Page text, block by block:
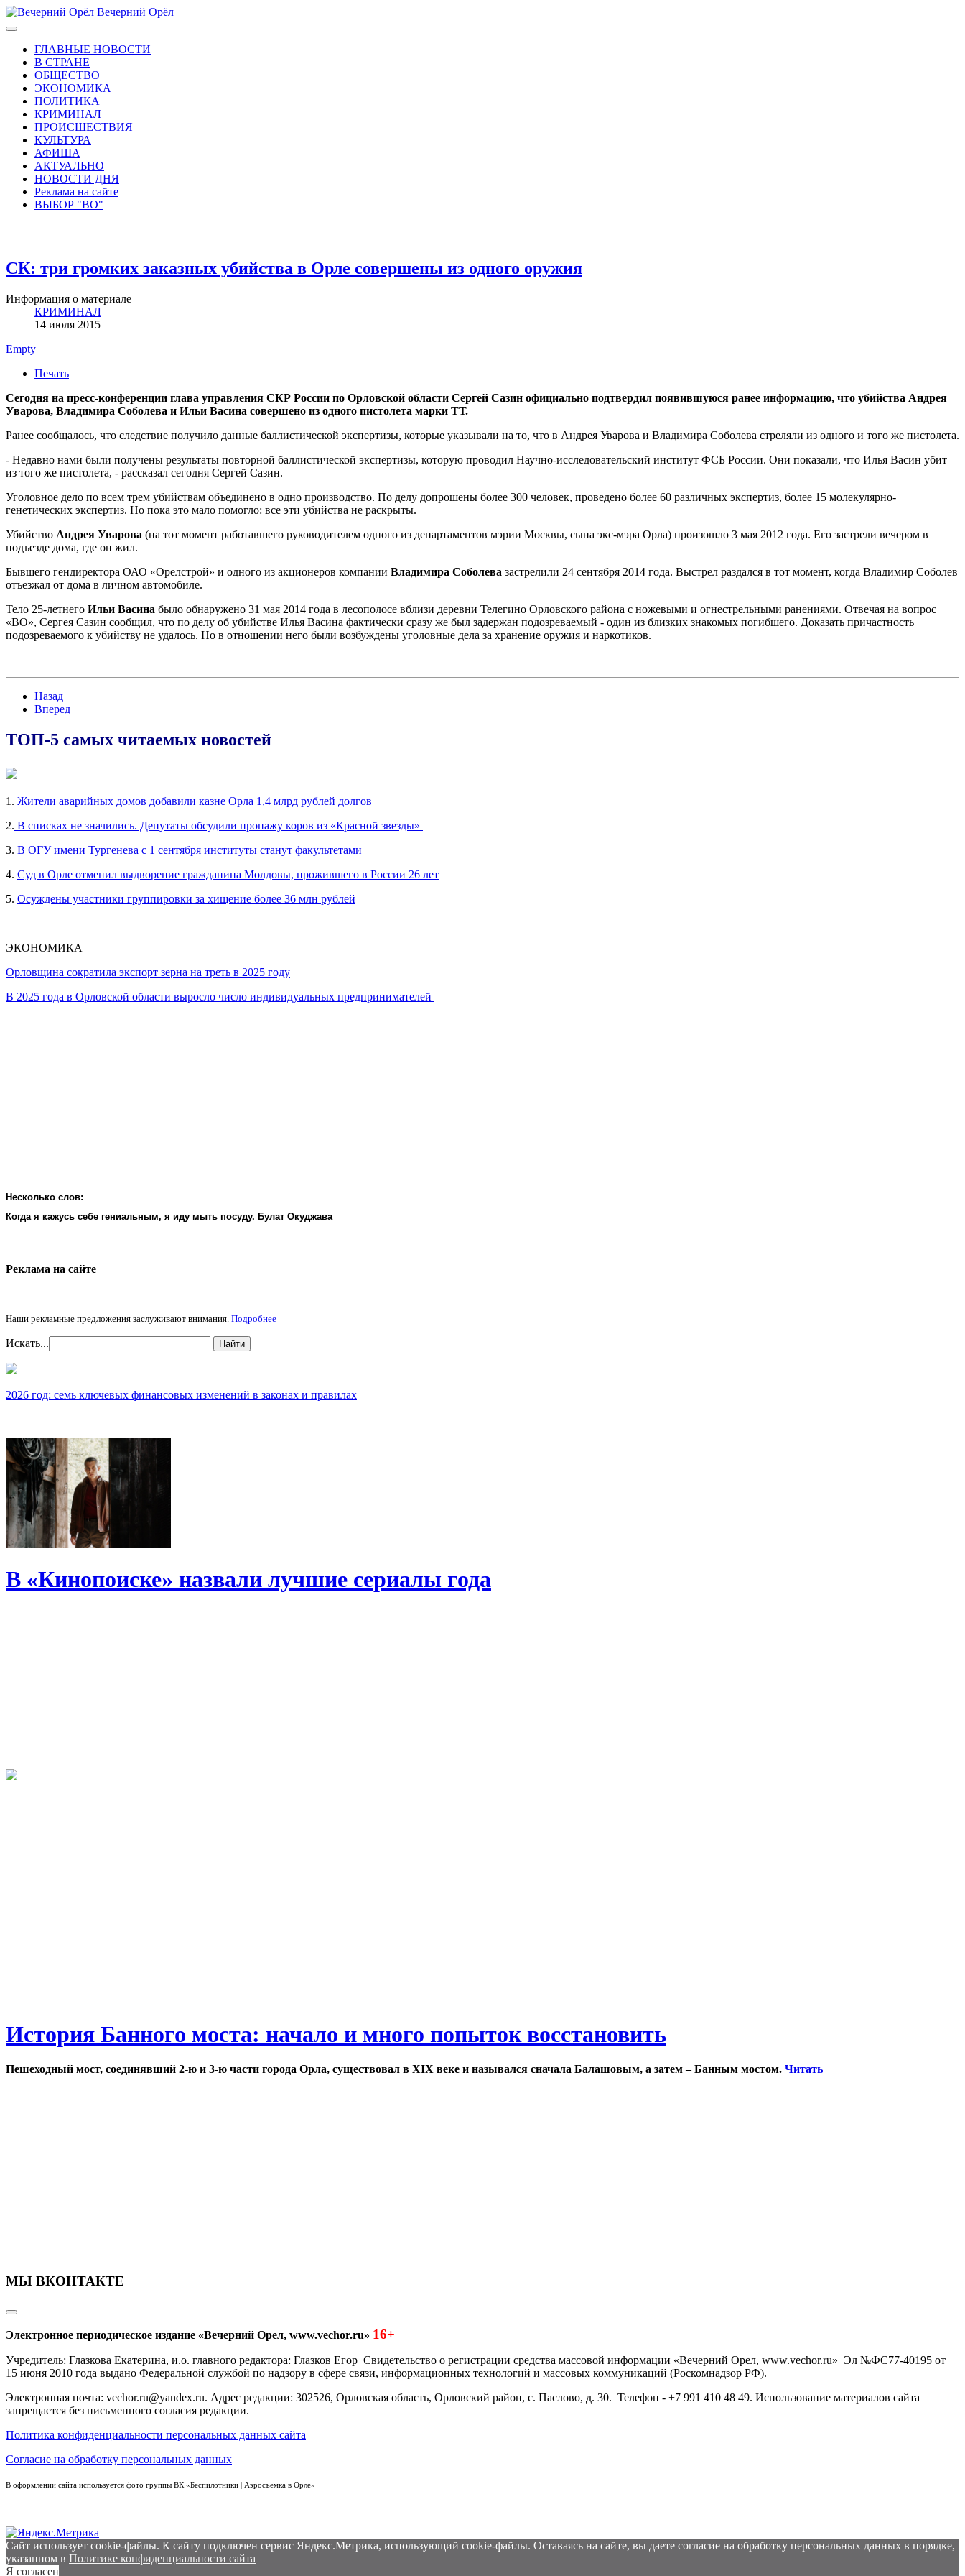
Вечерний Орёл
ГЛАВНЫЕ НОВОСТИ
В СТРАНЕ
ОБЩЕСТВО
ЭКОНОМИКА
ПОЛИТИКА
КРИМИНАЛ
ПРОИСШЕСТВИЯ
КУЛЬТУРА
АФИША
АКТУАЛЬНО
НОВОСТИ ДНЯ
Реклама на сайте
ВЫБОР "ВО"
СК: три громких заказных убийства в Орле совершены из одного оружия
Информация о материале
КРИМИНАЛ
14 июля 2015
Empty
Печать
Сегодня на пресс-конференции глава управления СКР России по Орловской области Сергей Сазин официально подтвердил появившуюся ранее информацию, что убийства Андрея
Уварова, Владимира Соболева и Ильи Васина совершено из одного пистолета марки ТТ.
Ранее сообщалось, что следствие получило данные баллистической экспертизы, которые указывали на то, что в Андрея Уварова и Владимира Соболева стреляли из одного и того же пистолета.
- Недавно нами были получены результаты повторной баллистической экспертизы, которую проводил Научно-исследовательский институт ФСБ России. Они показали, что Илья Васин убит
из того же пистолета, - рассказал сегодня Сергей Сазин.
Уголовное дело по всем трем убийствам объединено в одно производство. По делу допрошены более 300 человек, проведено более 60 различных экспертиз, более 15 молекулярно-
генетических экспертиз. Но пока это мало помогло: все эти убийства не раскрыты.
Убийство Андрея Уварова (на тот момент работавшего руководителем одного из департаментов мэрии Москвы, сына экс-мэра Орла) произошло 3 мая 2012 года. Его застрели вечером в
подъезде дома, где он жил.
Бывшего гендиректора ОАО «Орелстрой» и одного из акционеров компании Владимира Соболева застрелили 24 сентября 2014 года. Выстрел раздался в тот момент, когда Владимир Соболев
отъезжал от дома в личном автомобиле.
Тело 25-летнего Ильи Васина было обнаружено 31 мая 2014 года в лесополосе вблизи деревни Телегино Орловского района с ножевыми и огнестрельными ранениями. Отвечая на вопрос
«ВО», Сергея Сазин сообщил, что по делу об убийстве Илья Васина фактически сразу же был задержан подозреваемый - один из близких знакомых погибшего. Доказать причастность
подозреваемого к убийству не удалось. Но в отношении него были возбуждены уголовные дела за хранение оружия и наркотиков.
Назад
Вперед
ТОП-5 самых читаемых новостей
1. Жители аварийных домов добавили казне Орла 1,4 млрд рублей долгов
2. В списках не значились. Депутаты обсудили пропажу коров из «Красной звезды»
3. В ОГУ имени Тургенева с 1 сентября институты станут факультетами
4. Суд в Орле отменил выдворение гражданина Молдовы, прожившего в России 26 лет
5. Осуждены участники группировки за хищение более 36 млн рублей
ЭКОНОМИКА
Орловщина сократила экспорт зерна на треть в 2025 году
В 2025 года в Орловской области выросло число индивидуальных предпринимателей
Несколько слов:
Когда я кажусь себе гениальным, я иду мыть посуду. Булат Окуджава
Реклама на cайте
Наши рекламные предложения заслуживают внимания. Подробнее
Искать... Найти
2026 год: семь ключевых финансовых изменений в законах и правилах
В «Кинопоиске» назвали лучшие сериалы года
История Банного моста: начало и много попыток восстановить
Пешеходный мост, соединявший 2-ю и 3-ю части города Орла, существовал в XIX веке и назывался сначала Балашовым, а затем – Банным мостом. Читать
МЫ ВКОНТАКТЕ
Электронное периодическое издание «Вечерний Орел, www.vechor.ru» 16+
Учредитель: Глазкова Екатерина, и.о. главного редактора: Глазков Егор Свидетельство о регистрации средства массовой информации «Вечерний Орел, www.vechor.ru» Эл №ФС77-40195 от
15 июня 2010 года выдано Федеральной службой по надзору в сфере связи, информационных технологий и массовых коммуникаций (Роскомнадзор РФ).
Электронная почта: vechor.ru@yandex.ru. Адрес редакции: 302526, Орловская область, Орловский район, с. Паслово, д. 30. Телефон - +7 991 410 48 49. Использование материалов сайта
запрещается без письменного согласия редакции.
Политика конфиденциальности персональных данных сайта
Согласие на обработку персональных данных
В оформлении сайта используется фото группы ВК «Беспилотники | Аэросъемка в Орле»
Сайт использует cookie-файлы. К cайту подключен сервис Яндекс.Метрика, использующий cookie-файлы. Оставаясь на сайте, вы даете согласие на обработку персональных данных в порядке,
указанном в Политике конфиденциальности сайта
Я согласен